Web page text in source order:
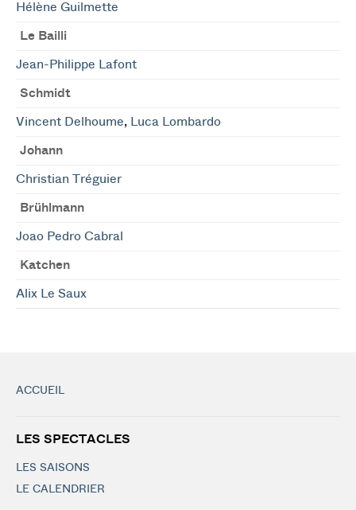
Hélène Guilmette
Le Bailli
Jean-Philippe Lafont
Schmidt
Vincent Delhoume, Luca Lombardo
Johann
Christian Tréguier
Brühlmann
Joao Pedro Cabral
Katchen
Alix Le Saux
ACCUEIL
LES SPECTACLES
LES SAISONS
LE CALENDRIER